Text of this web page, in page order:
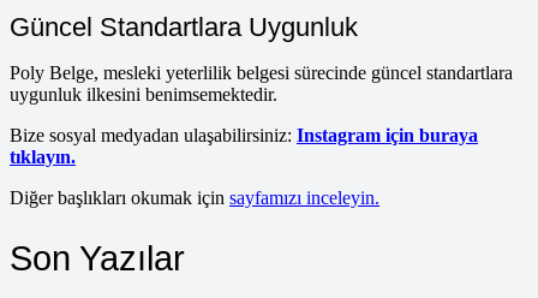
Güncel Standartlara Uygunluk
Poly Belge, mesleki yeterlilik belgesi sürecinde güncel standartlara
uygunluk ilkesini benimsemektedir.
Bize sosyal medyadan ulaşabilirsiniz: Instagram için buraya
tıklayın.
Diğer başlıkları okumak için sayfamızı inceleyin.
Son Yazılar